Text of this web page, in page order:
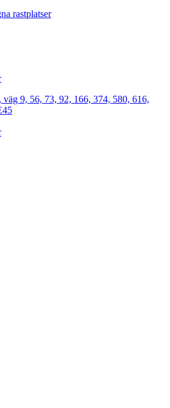
rastplatser
väg 9, 56, 73, 92, 166, 374, 580, 616,